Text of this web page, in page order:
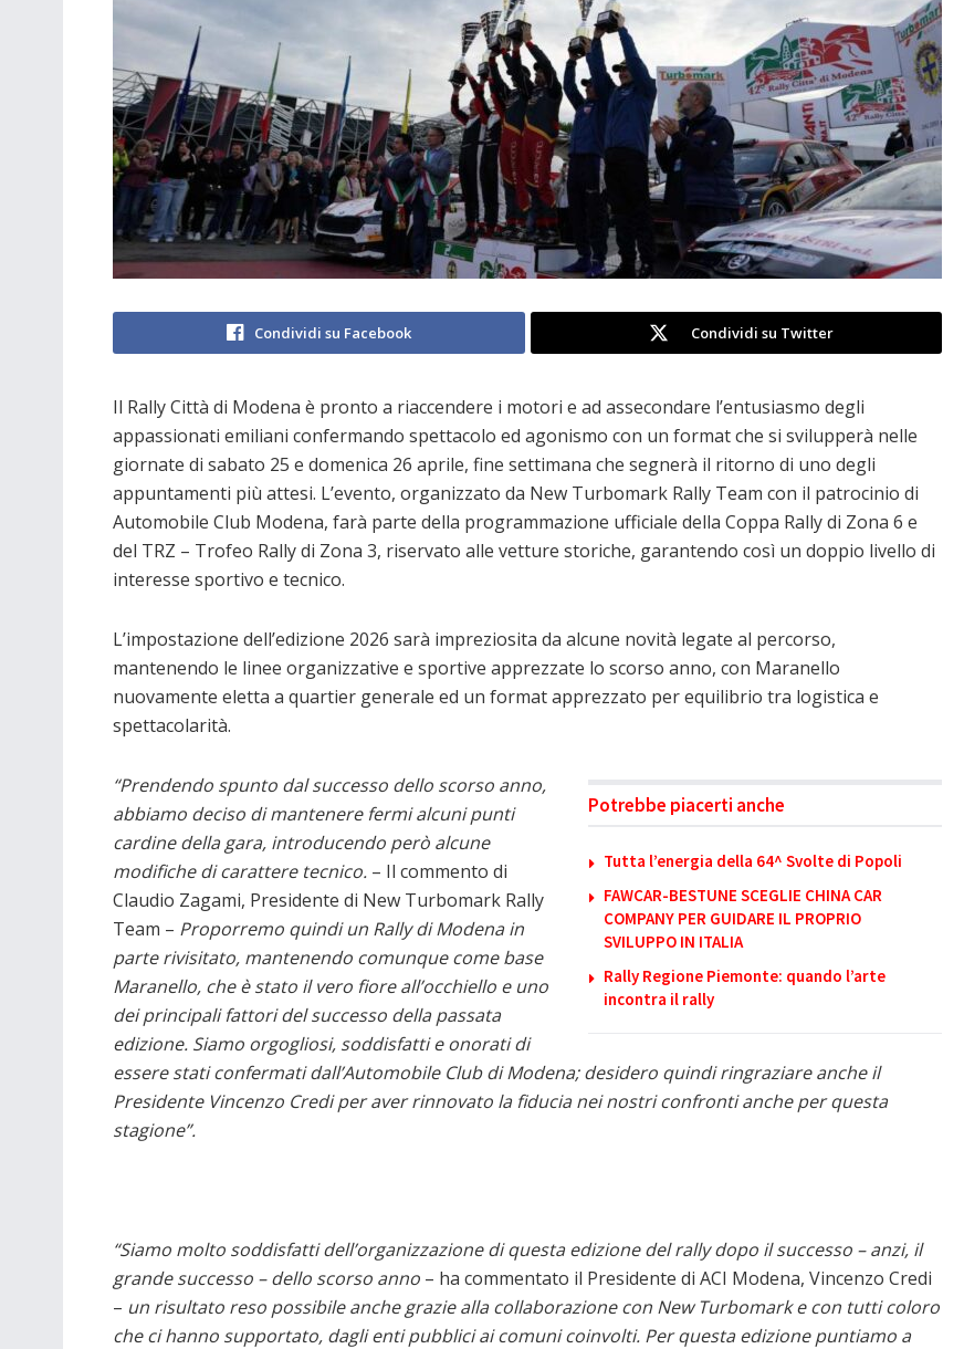
Condividi su Facebook Condividi su Twitter
Il Rally Città di Modena è pronto a riaccendere i motori e ad assecondare l’entusiasmo degli
appassionati emiliani confermando spettacolo ed agonismo con un format che si svilupperà nelle
giornate di sabato 25 e domenica 26 aprile, fine settimana che segnerà il ritorno di uno degli
appuntamenti più attesi. L’evento, organizzato da New Turbomark Rally Team con il patrocinio di
Automobile Club Modena, farà parte della programmazione ufficiale della Coppa Rally di Zona 6 e
del TRZ – Trofeo Rally di Zona 3, riservato alle vetture storiche, garantendo così un doppio livello di
interesse sportivo e tecnico.
L’impostazione dell’edizione 2026 sarà impreziosita da alcune novità legate al percorso,
mantenendo le linee organizzative e sportive apprezzate lo scorso anno, con Maranello
nuovamente eletta a quartier generale ed un format apprezzato per equilibrio tra logistica e
spettacolarità.
Potrebbe piacerti anche
Tutta l’energia della 64^ Svolte di Popoli
FAWCAR-BESTUNE SCEGLIE CHINA CAR
COMPANY PER GUIDARE IL PROPRIO
SVILUPPO IN ITALIA
Rally Regione Piemonte: quando l’arte
incontra il rally
“Prendendo spunto dal successo dello scorso anno,
abbiamo deciso di mantenere fermi alcuni punti
cardine della gara, introducendo però alcune
modifiche di carattere tecnico. – Il commento di
Claudio Zagami, Presidente di New Turbomark Rally
Team – Proporremo quindi un Rally di Modena in
parte rivisitato, mantenendo comunque come base
Maranello, che è stato il vero fiore all’occhiello e uno
dei principali fattori del successo della passata
edizione. Siamo orgogliosi, soddisfatti e onorati di
essere stati confermati dall’Automobile Club di Modena; desidero quindi ringraziare anche il
Presidente Vincenzo Credi per aver rinnovato la fiducia nei nostri confronti anche per questa
stagione”.
“Siamo molto soddisfatti dell’organizzazione di questa edizione del rally dopo il successo – anzi, il
grande successo – dello scorso anno – ha commentato il Presidente di ACI Modena, Vincenzo Credi
– un risultato reso possibile anche grazie alla collaborazione con New Turbomark e con tutti coloro
che ci hanno supportato, dagli enti pubblici ai comuni coinvolti. Per questa edizione puntiamo a